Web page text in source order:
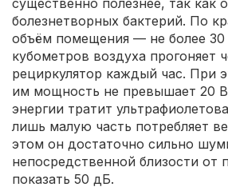
болезнетворных бактерий. По
объём помещения — не более
кубометров воздуха прогоняет
рециркулятор каждый час. При
им мощность не превышает 20
энергии тратит
лишь малую часть потребляет
этом он достаточно сильно
непосредственной близости от
показать 50 дБ.